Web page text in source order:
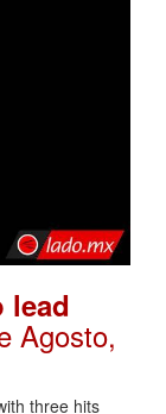
lead
Agosto,
three hits